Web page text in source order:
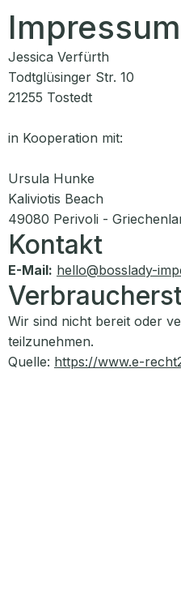
Impressum
Jessica Verfürth
Todtglüsinger Str. 10
21255 Tostedt
in Kooperation mit:
Ursula Hunke
Kaliviotis Beach
49080 Perivoli -
Kontakt
E-Mail: hello@bosslady-
Wir sind nicht bereit oder
teilzunehmen.
Quelle: https://www.e-